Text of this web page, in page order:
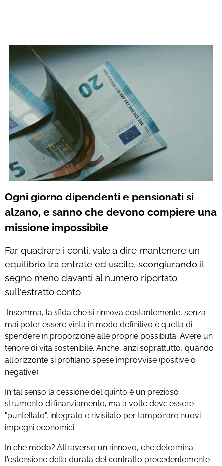
Ogni giorno dipendenti e pensionati si
alzano, e sanno che devono compiere una
missione impossibile
Far quadrare i conti, vale a dire mantenere un
equilibrio tra entrate ed uscite, scongiurando il
segno meno davanti al numero riportato
sull'estratto conto
Insomma, la sfida che si rinnova costantemente, senza
mai poter essere vinta in modo definitivo è quella di
spendere in proporzione alle proprie possibilità. Avere un
tenore di vita sostenibile. Anche, anzi soprattutto, quando
all'orizzonte si profilano spese improvvise (positive o
negative).
In tal senso la cessione del quinto è un prezioso
strumento di finanziamento, ma a volte deve essere
"puntellato", integrato e rivisitato per tamponare nuovi
impegni economici.
In che modo? Attraverso un rinnovo, che determina
l'estensione della durata del contratto precedentemente